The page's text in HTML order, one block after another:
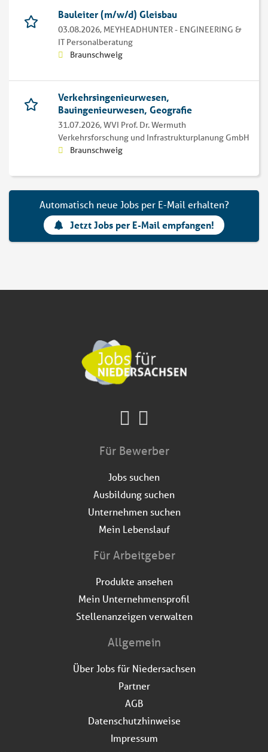
Bauleiter (m/w/d) Gleisbau
03.08.2026, MEYHEADHUNTER - ENGINEERING &
IT Personalberatung
Braunschweig
Verkehrsingenieurwesen,
Bauingenieurwesen, Geografie
31.07.2026,WVI Prof. Dr. Wermuth
Verkehrsforschung und Infrastrukturplanung GmbH
Braunschweig
Automatisch neue Jobs per E-Mail erhalten?
Jetzt Jobs per E-Mail empfangen!
Für Bewerber
Jobs suchen
Ausbildung suchen
Unternehmen suchen
Mein Lebenslauf
Für Arbeitgeber
Produkte ansehen
Mein Unternehmensprofil
Stellenanzeigen verwalten
Allgemein
Über Jobs für Niedersachsen
Partner
AGB
Datenschutzhinweise
Impressum